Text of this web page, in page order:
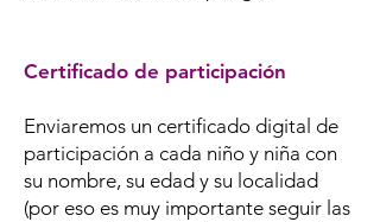
Certificado de participación
Enviaremos un certificado digital de
participación a cada niño y niña con
su nombre, su edad y su localidad
(por eso es muy importante seguir las